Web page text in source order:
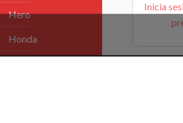
Inicia
Hero
Honda